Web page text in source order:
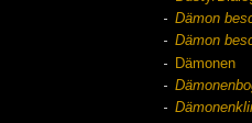
Dämon
Dämon
Dämonen